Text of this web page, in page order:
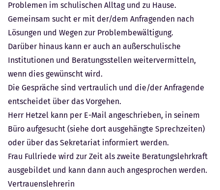
Problemen im schulischen Alltag und zu Hause.
Gemeinsam sucht er mit der/dem Anfragenden nach
Lösungen und Wegen zur Problembewältigung.
Darüber hinaus kann er auch an außerschulische
Institutionen und Beratungsstellen weitervermitteln,
wenn dies gewünscht wird.
Die Gespräche sind vertraulich und die/der Anfragende
entscheidet über das Vorgehen.
Herr Hetzel kann per E-Mail angeschrieben, in seinem
Büro aufgesucht (siehe dort ausgehängte Sprechzeiten)
oder über das Sekretariat informiert werden.
Frau Fullriede wird zur Zeit als zweite Beratungslehrkraft
ausgebildet und kann dann auch angesprochen werden.
Vertrauenslehrerin